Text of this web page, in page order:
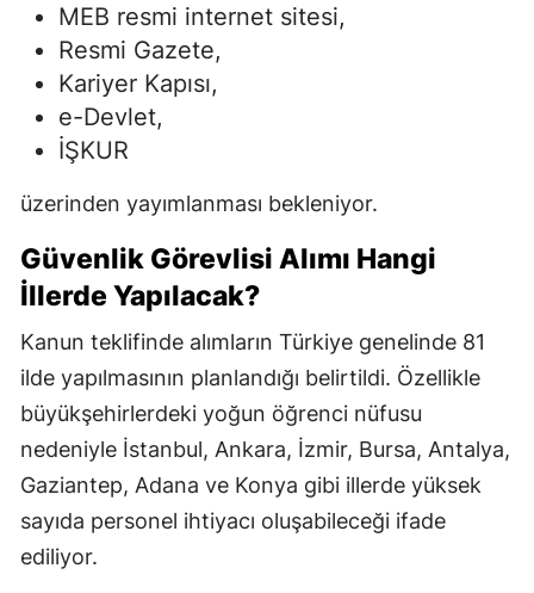
MEB resmi internet sitesi,
Resmi Gazete,
Kariyer Kapısı,
e-Devlet,
İŞKUR
üzerinden yayımlanması bekleniyor.
Güvenlik Görevlisi Alımı Hangi
İllerde Yapılacak?
Kanun teklifinde alımların Türkiye genelinde 81
ilde yapılmasının planlandığı belirtildi. Özellikle
büyükşehirlerdeki yoğun öğrenci nüfusu
nedeniyle İstanbul, Ankara, İzmir, Bursa, Antalya,
Gaziantep, Adana ve Konya gibi illerde yüksek
sayıda personel ihtiyacı oluşabileceği ifade
ediliyor.